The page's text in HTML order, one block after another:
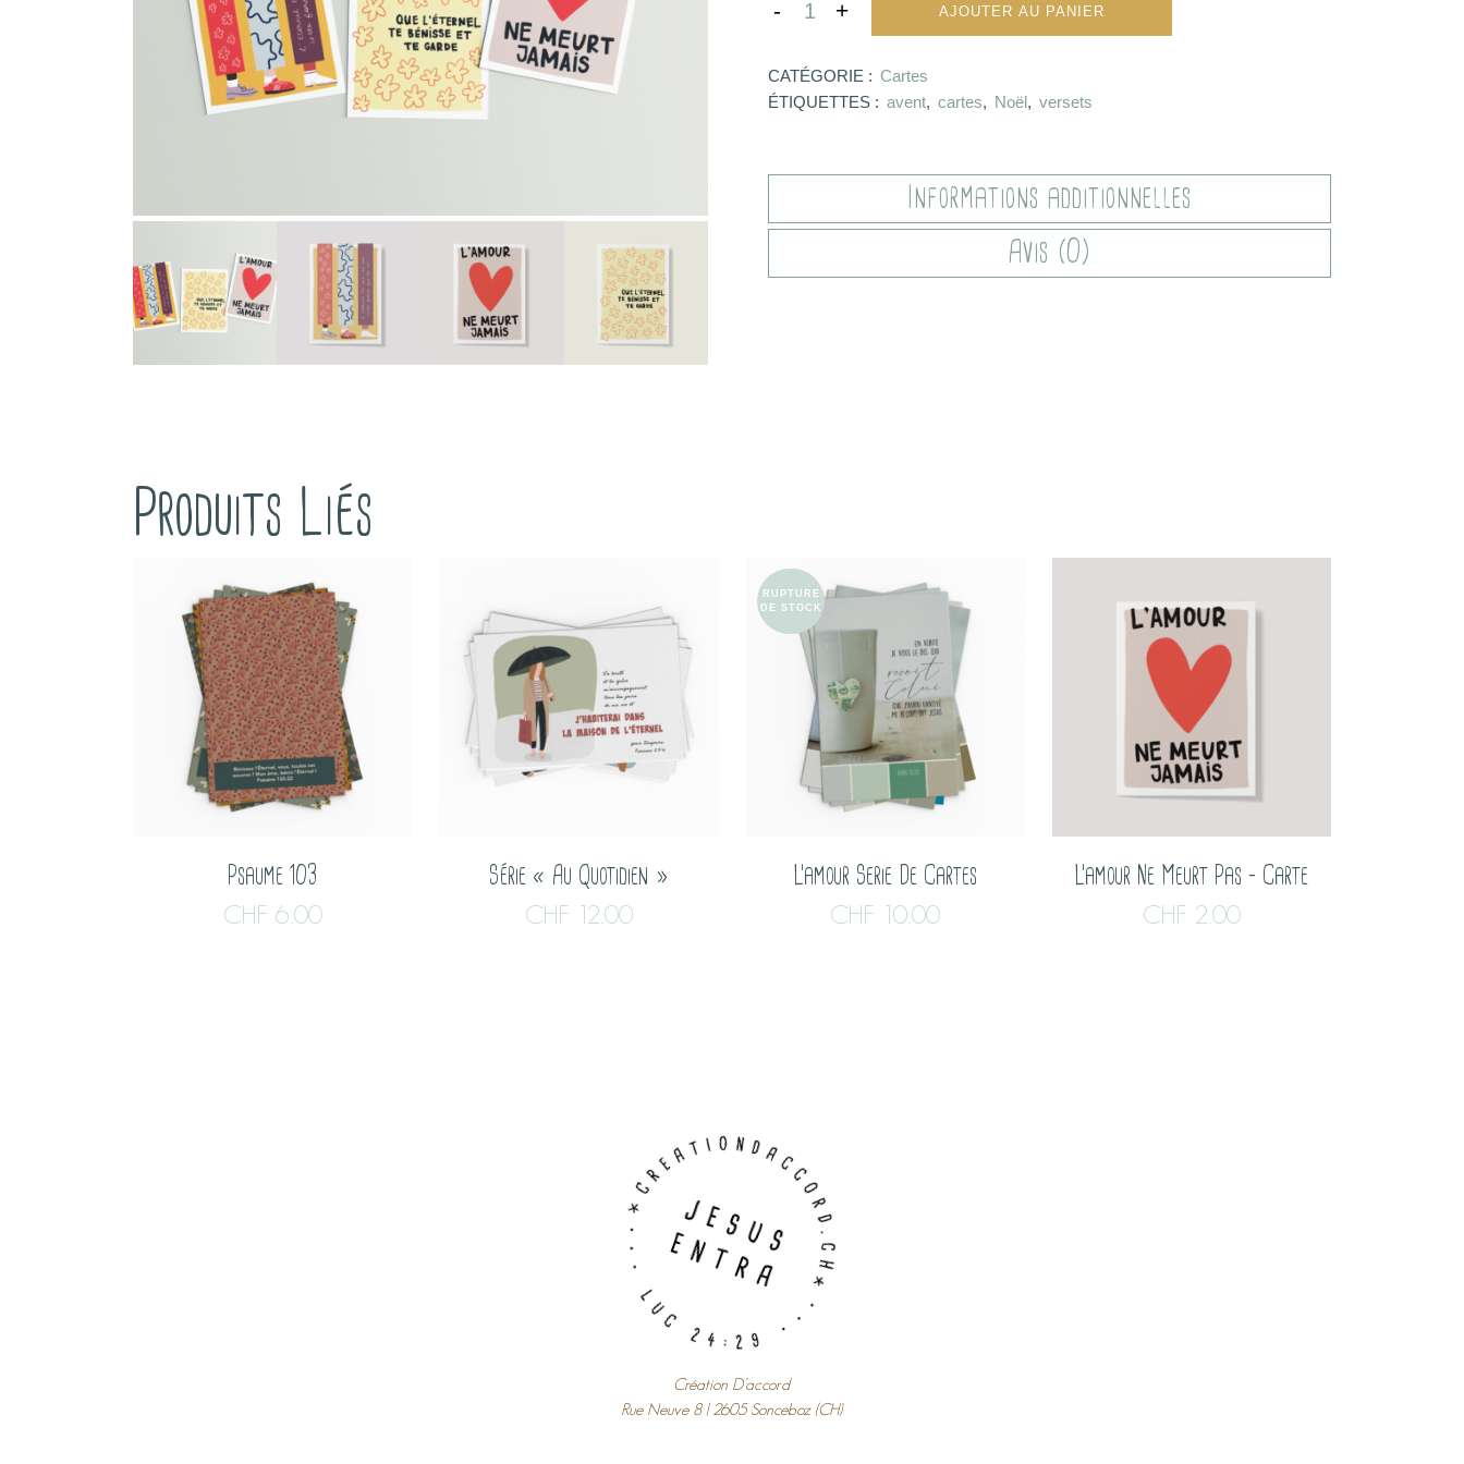
AJOUTER AU PANIER
CATÉGORIE : Cartes
ÉTIQUETTES : avent, cartes, Noël, versets
Informations additionnelles
Avis (0)
Produits Liés
Psaume 103
CHF 6.00
Série « Au Quotidien »
CHF 12.00
RUPTURE
DE STOCK
L’amour Serie De Cartes
CHF 10.00
L’amour Ne Meurt Pas – Carte
CHF 2.00
Création D’accord
Rue Neuve 8 | 2605 Sonceboz (CH)